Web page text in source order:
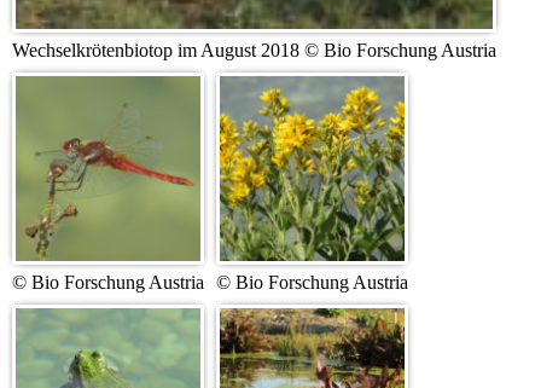
Wechselkrötenbiotop im August 2018 © Bio Forschung Austria
© Bio Forschung Austria © Bio Forschung Austria